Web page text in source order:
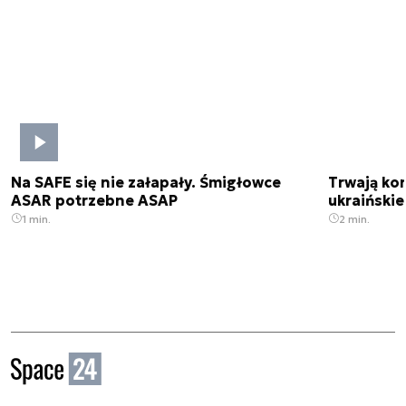
Na SAFE się nie załapały. Śmigłowce
ASAR potrzebne ASAP
1 min.
Trwają
2 min.